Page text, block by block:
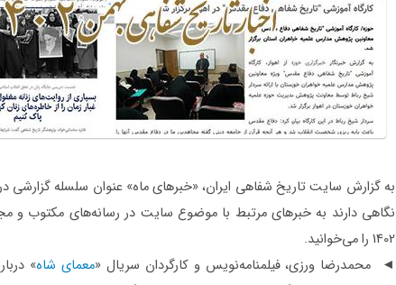
به گزارش سایت تاریخ شفاهی ایران، «خبرهای ماه» عنوان سلسله
نگاهی دارند به خبرهای مرتبط با موضوع سایت در رسانه‌های مکتوب و
1402 را می‌خوانید.
◄ محمدرضا ورزی، فیلمنامه‌نویس و کارگردان سریال «معمای شاه»